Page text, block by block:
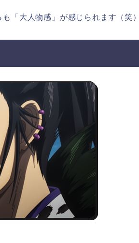
「大人物感」が感じられます（笑）